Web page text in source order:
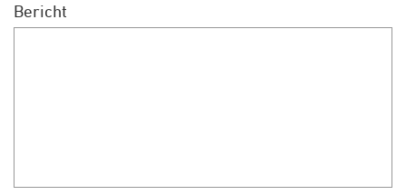
Bericht